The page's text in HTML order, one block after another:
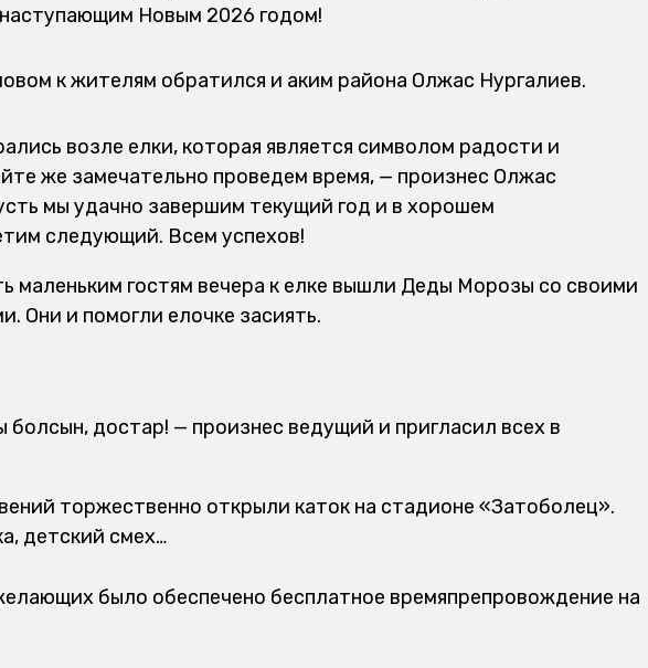
Новым 2026 годом!
к жителям обратился и аким района Олжас Нургалиев.
возле елки, которая является символом радости и
же замечательно проведем время, — произнес Олжас
мы удачно завершим текущий год и в хорошем
следующий. Всем успехов!
маленьким гостям вечера к елке вышли Деды Морозы со своими
Они и помогли елочке засиять.
достар! — произнес ведущий и пригласил всех в
торжественно открыли каток на стадионе «Затоболец».
детский смех…
было обеспечено бесплатное времяпрепровождение на